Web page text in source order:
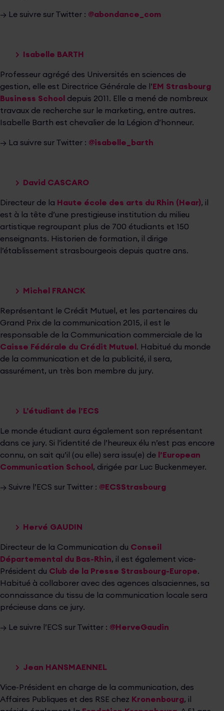
→ Le suivre sur Twitter : @abondance_com
Isabelle BARTH
Professeur agrégé des Universités en sciences de
gestion, elle est Directrice Générale de l’EM Strasbourg
Business School depuis 2011. Elle a mené de nombreux
travaux de recherche sur le marketing, entre autres.
Isabelle Barth est chevalier de la Légion d’honneur.
→ La suivre sur Twitter : @isabelle_barth
David CASCARO
Directeur de la Haute école des arts du Rhin (Hear), il
est à la tête d’une prestigieuse institution du milieu
artistique regroupant plus de 700 étudiants et 150
enseignants. Historien de formation, il dirige
l’établissement strasbourgeois depuis quatre ans.
Michel FRANCK
Représentant le Crédit Mutuel, et les partenaires du
Grand Prix de la communication 2015, il est le
responsable de la Communication commerciale de la
Caisse Fédérale du Crédit Mutuel. Habitué du monde
de la communication et de la publicité, il sera,
assurément, un très bon membre du jury.
L’étudiant de l’ECS
Le monde étudiant aura également son représentant
dans ce jury. Si l’identité de l’heureux élu n’est pas encore
connu, on sait qu’il (ou elle) sera issu(e) de l’European
Communication School, dirigée par Luc Buckenmeyer.
→ Suivre l’ECS sur Twitter : @ECSStrasbourg
Hervé GAUDIN
Directeur de la Communication du Conseil
Départemental du Bas-Rhin, il est également vice-
Président du Club de la Presse Strasbourg-Europe.
Habitué à collaborer avec des agences alsaciennes, sa
connaissance du tissu de la communication locale sera
précieuse dans ce jury.
→ Le suivre l’ECS sur Twitter : @HerveGaudin
Jean HANSMAENNEL
Vice-Président en charge de la communication, des
Affaires Publiques et des RSE chez Kronenbourg, il